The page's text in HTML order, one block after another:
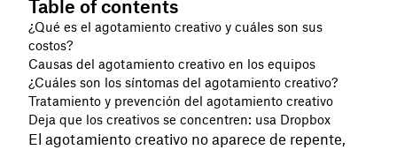
Table of contents
¿Qué es el agotamiento creativo y cuáles son sus
costos?
Causas del agotamiento creativo en los equipos
¿Cuáles son los síntomas del agotamiento creativo?
Tratamiento y prevención del agotamiento creativo
Deja que los creativos se concentren: usa Dropbox
El agotamiento creativo no aparece de repente,